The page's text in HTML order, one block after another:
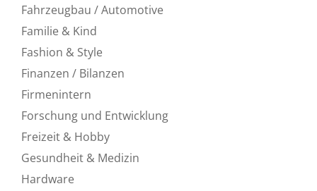
Fahrzeugbau / Automotive
Familie & Kind
Fashion & Style
Finanzen / Bilanzen
Firmenintern
Forschung und Entwicklung
Freizeit & Hobby
Gesundheit & Medizin
Hardware